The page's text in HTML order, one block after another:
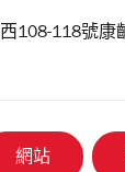
108-118號康
網站